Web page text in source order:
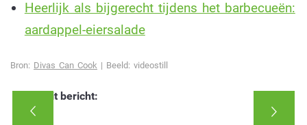
Heerlijk als bijgerecht tijdens het barbecueën:
aardappel-eiersalade
Bron: Divas Can Cook | Beeld: videostill
Deel dit bericht: